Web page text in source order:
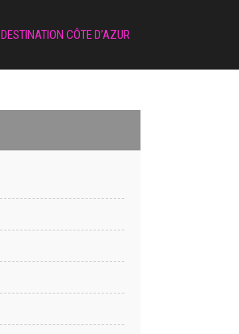
DESTINATION CÔTE D’AZUR